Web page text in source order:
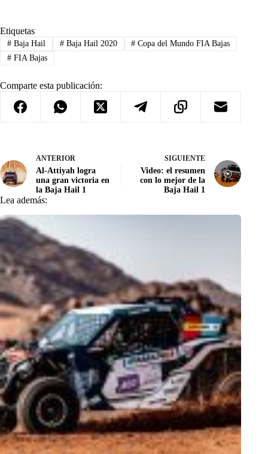
Etiquetas
#Baja Hail #Baja Hail 2020 # Copa del Mundo FIA Bajas
#FIA Bajas
Comparte esta publicación:
ANTERIOR
Al-Attiyah logra
una gran victoria en
la Baja Hail 1
SIGUIENTE
Video: el resumen
con lo mejor de la
Baja Hail 1
Lea además: